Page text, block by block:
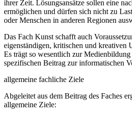
ihrer Zeit. Lösungsansätze sollen eine
ermöglichen und dürfen sich nicht zu
oder Menschen in anderen Regionen
Das Fach Kunst schafft auch
eigenständigen, kritischen und kreativen
Es trägt so wesentlich zur
spezifischen Beitrag zur informatischen
allgemeine fachliche Ziele
Abgeleitet aus dem Beitrag des Faches
allgemeine Ziele: